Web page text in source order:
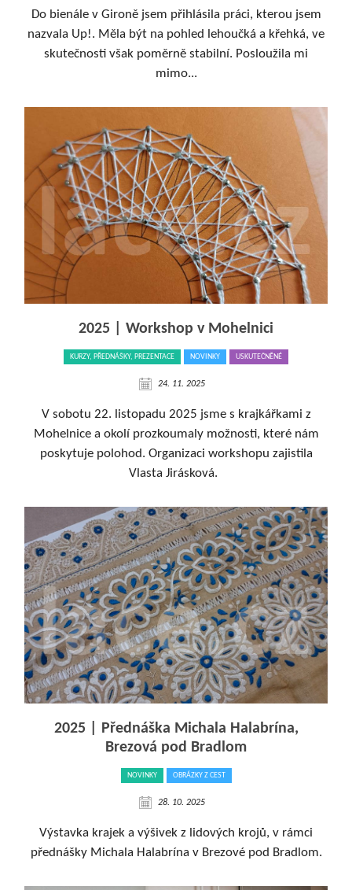
Do bienále v Gironě jsem přihlásila práci, kterou jsem
nazvala Up!. Měla být na pohled lehoučká a křehká, ve
skutečnosti však poměrně stabilní. Posloužila mi
mimo...
2025 | Workshop v Mohelnici
KURZY, PŘEDNÁŠKY, PREZENTACE NOVINKY USKUTEČNĚNÉ
24. 11. 2025
V sobotu 22. listopadu 2025 jsme s krajkářkami z
Mohelnice a okolí prozkoumaly možnosti, které nám
poskytuje polohod. Organizaci workshopu zajistila
Vlasta Jirásková.
2025 | Přednáška Michala Halabrína,
Brezová pod Bradlom
NOVINKY OBRÁZKY Z CEST
28. 10. 2025
Výstavka krajek a výšivek z lidových krojů, v rámci
přednášky Michala Halabrína v Brezové pod Bradlom.